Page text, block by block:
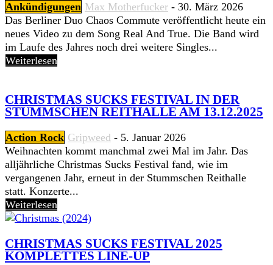
Ankündigungen Max Motherfucker - 30. März 2026
Das Berliner Duo Chaos Commute veröffentlicht heute ein
neues Video zu dem Song Real And True. Die Band wird
im Laufe des Jahres noch drei weitere Singles...
Weiterlesen
CHRISTMAS SUCKS FESTIVAL IN DER
STUMMSCHEN REITHALLE AM 13.12.2025
Action Rock Gripweed - 5. Januar 2026
Weihnachten kommt manchmal zwei Mal im Jahr. Das
alljährliche Christmas Sucks Festival fand, wie im
vergangenen Jahr, erneut in der Stummschen Reithalle
statt. Konzerte...
Weiterlesen
CHRISTMAS SUCKS FESTIVAL 2025
KOMPLETTES LINE-UP